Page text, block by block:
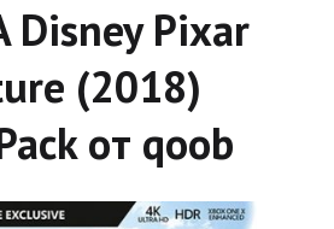
Disney Pixar
(2018)
от qoob